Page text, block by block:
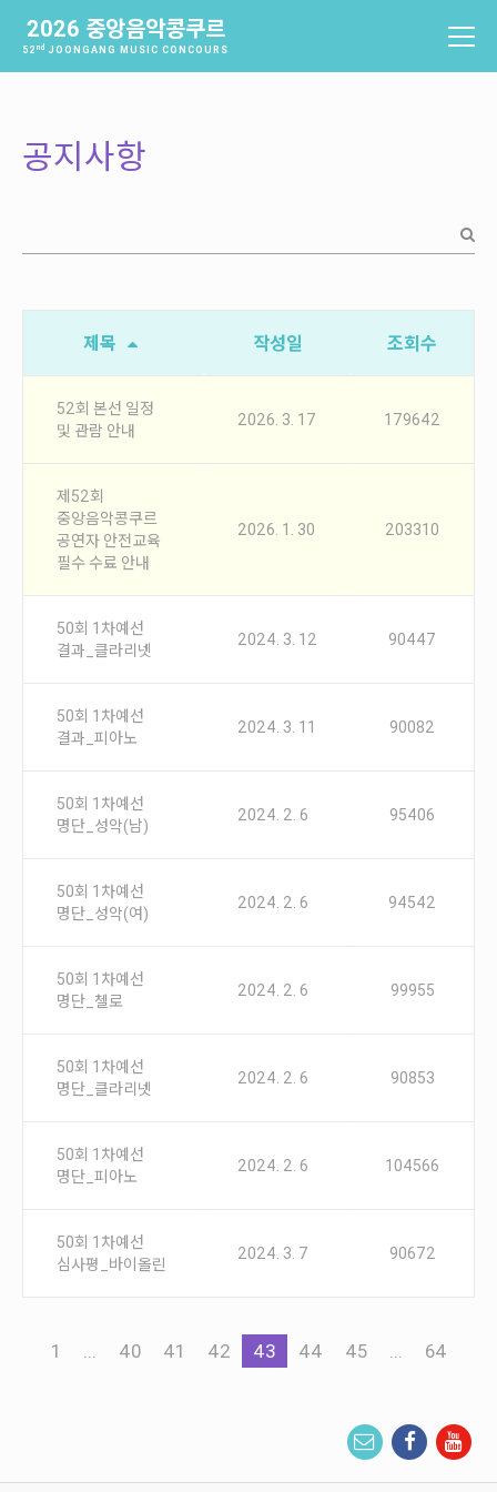
2026 중앙음악콩쿠르
52 nd JOONGANG MUSIC CONCOURS
소개
역사
참가신청 및 확인
참가신청
참가신청확인
안내
공지사항
사무국위치
공지사항
제목 작성일 조회수
52회 본선 일정
및 관람 안내
2026. 3. 17 179642
제52회
중앙음악콩쿠르
공연자 안전교육
필수 수료 안내
2026. 1. 30 203310
50회 1차예선
결과_클라리넷
2024. 3. 12 90447
50회 1차예선
결과_피아노
2024. 3. 11 90082
50회 1차예선
명단_성악(남)
2024. 2. 6 95406
50회 1차예선
명단_성악(여)
2024. 2. 6 94542
50회 1차예선
명단_첼로
2024. 2. 6 99955
50회 1차예선
명단_클라리넷
2024. 2. 6 90853
50회 1차예선
명단_피아노
2024. 2. 6 104566
50회 1차예선
심사평_바이올린
2024. 3. 7 90672
1 ... 40 41 42 43 44 45 ... 64